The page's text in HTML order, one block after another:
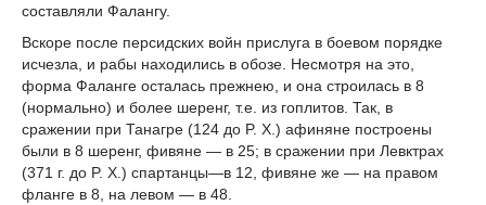
составляли Фалангу.
Вскоре после персидских войн прислуга в боевом порядке
исчезла, и рабы находились в обозе. Несмотря на это,
форма Фаланге осталась прежнею, и она строилась в 8
(нормально) и более шеренг, т.е. из гоплитов. Так, в
сражении при Танагре (124 до P. X.) афиняне построены
были в 8 шеренг, фивяне — в 25; в сражении при Левктрах
(371 г. до P. X.) спартанцы—в 12, фивяне же — на правом
фланге в 8, на левом — в 48.